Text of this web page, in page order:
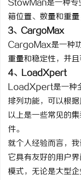
StowMan是一种专
箱位置、数量和重
3、CargoMax
CargoMax是一种功
重量和稳定性，并
4、LoadXpert
LoadXpert是一种
排列功能，可以根
以上是一些常见的
件。
就个人经验而言，
它具有友好的用户
模式，无论是大型